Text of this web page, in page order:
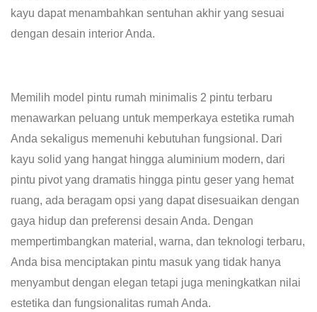
kayu dapat menambahkan sentuhan akhir yang sesuai
dengan desain interior Anda.
Memilih model pintu rumah minimalis 2 pintu terbaru
menawarkan peluang untuk memperkaya estetika rumah
Anda sekaligus memenuhi kebutuhan fungsional. Dari
kayu solid yang hangat hingga aluminium modern, dari
pintu pivot yang dramatis hingga pintu geser yang hemat
ruang, ada beragam opsi yang dapat disesuaikan dengan
gaya hidup dan preferensi desain Anda. Dengan
mempertimbangkan material, warna, dan teknologi terbaru,
Anda bisa menciptakan pintu masuk yang tidak hanya
menyambut dengan elegan tetapi juga meningkatkan nilai
estetika dan fungsionalitas rumah Anda.